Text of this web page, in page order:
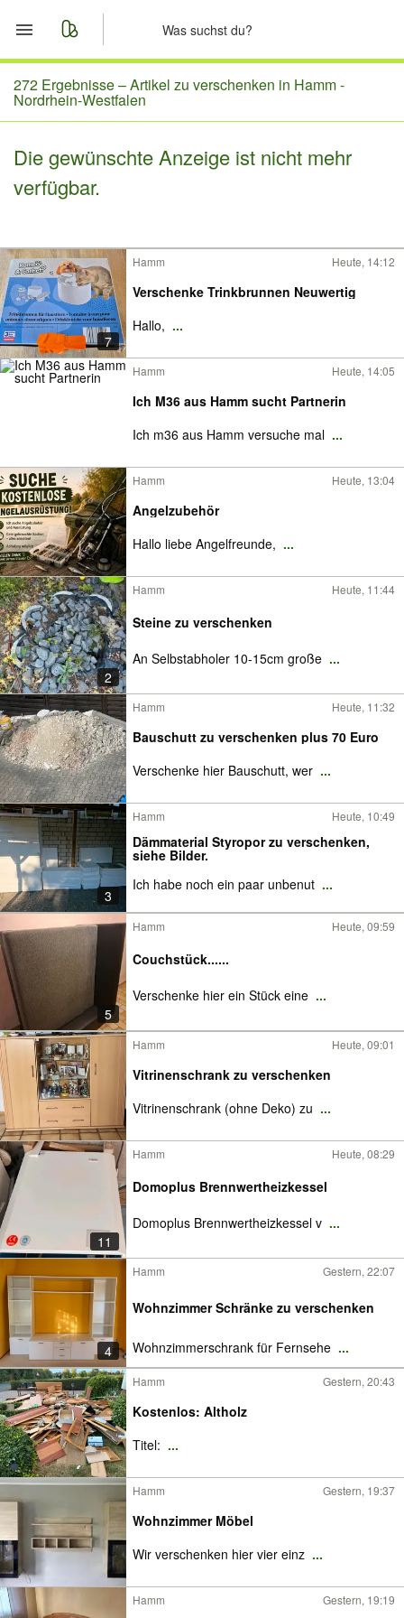
Start
Merkliste
Nachrichten
272 Ergebnisse –Artikel zu verschenken in Hamm -
Nordrhein-Westfalen
Die gewünschte Anzeige ist nicht mehr
verfügbar.
7
Hamm Heute, 14:12
Verschenke Trinkbrunnen Neuwertig
Hallo, ...
Hamm Heute, 14:05
Ich M36 aus Hamm sucht Partnerin
Ich m36 aus Hamm versuche mal ...
Hamm Heute, 13:04
Angelzubehör
Hallo liebe Angelfreunde, ...
2
Hamm Heute, 11:44
Steine zu verschenken
An Selbstabholer 10-15cm große ...
Hamm Heute, 11:32
Bauschutt zu verschenken plus 70 Euro
Verschenke hier Bauschutt, wer ...
3
Hamm Heute, 10:49
Dämmaterial Styropor zu verschenken,
siehe Bilder.
Ich habe noch ein paar unbenut ...
5
Hamm Heute, 09:59
Couchstück......
Verschenke hier ein Stück eine ...
Hamm Heute, 09:01
Vitrinenschrank zu verschenken
Vitrinenschrank (ohne Deko) zu ...
11
Hamm Heute, 08:29
Domoplus Brennwertheizkessel
Domoplus Brennwertheizkessel v ...
4
Hamm Gestern, 22:07
Wohnzimmer Schränke zu verschenken
Wohnzimmerschrank für Fernsehe ...
Hamm Gestern, 20:43
Kostenlos: Altholz
Titel: ...
Hamm Gestern, 19:37
Wohnzimmer Möbel
Wir verschenken hier vier einz ...
Hamm Gestern, 19:19